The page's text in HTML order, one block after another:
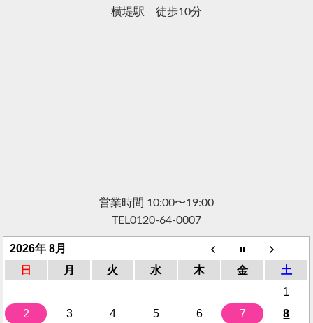
横堤駅 徒歩10分
営業時間 10:00〜19:00
TEL0120-64-0007
2026年 8月
日
月 火 水 木 金
土
1
2
3 4 5 6 7
8